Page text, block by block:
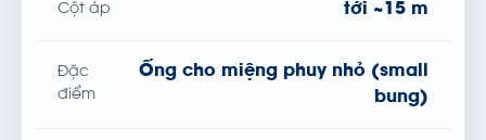
Cột áp tới ~15 m
Đặc
điểm
Ống cho miệng phuy nhỏ (small
bung)